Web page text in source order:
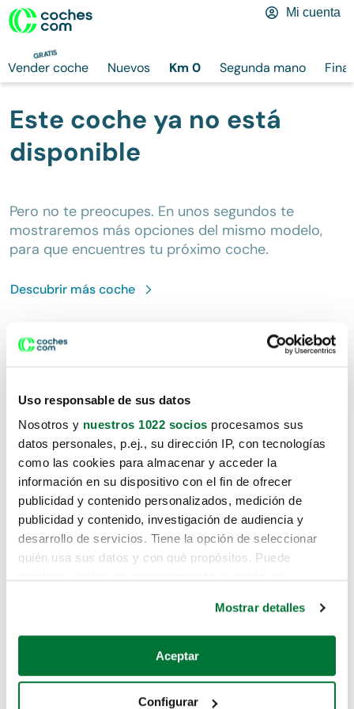
Uso responsable de sus datos
Nosotros y nuestros 1022 socios procesamos sus
datos personales, p.ej., su dirección IP, con tecnologías
como las cookies para almacenar y acceder la
información en su dispositivo con el fin de ofrecer
publicidad y contenido personalizados, medición de
publicidad y contenido, investigación de audiencia y
desarrollo de servicios. Tiene la opción de seleccionar
quién usa sus datos y con qué propósitos. Puede
Si lo permite, también quisiéramos:
Recopilar información sobre su ubicación geográfica
Mostrar detalles
Aceptar
Configurar
GRATIS
Vender coche Nuevos Km 0 Segunda mano
Mi cuenta
Este coche ya no está
disponible
Pero no te preocupes. En unos segundos te
mostraremos más opciones del mismo modelo,
para que encuentres tu próximo coche.
Descubrir máscoche